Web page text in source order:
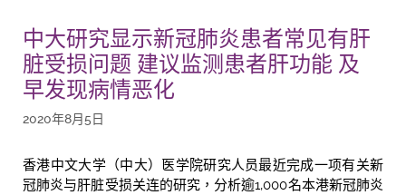
中大研究显示新冠肺炎患者常见有肝
脏受损问题 建议监测患者肝功能 及
早发现病情恶化
2020年8月5日
香港中文大学（中大）医学院研究人员最近完成一项有关新
冠肺炎与肝脏受损关连的研究 ，分析逾1,000名本港新冠肺炎